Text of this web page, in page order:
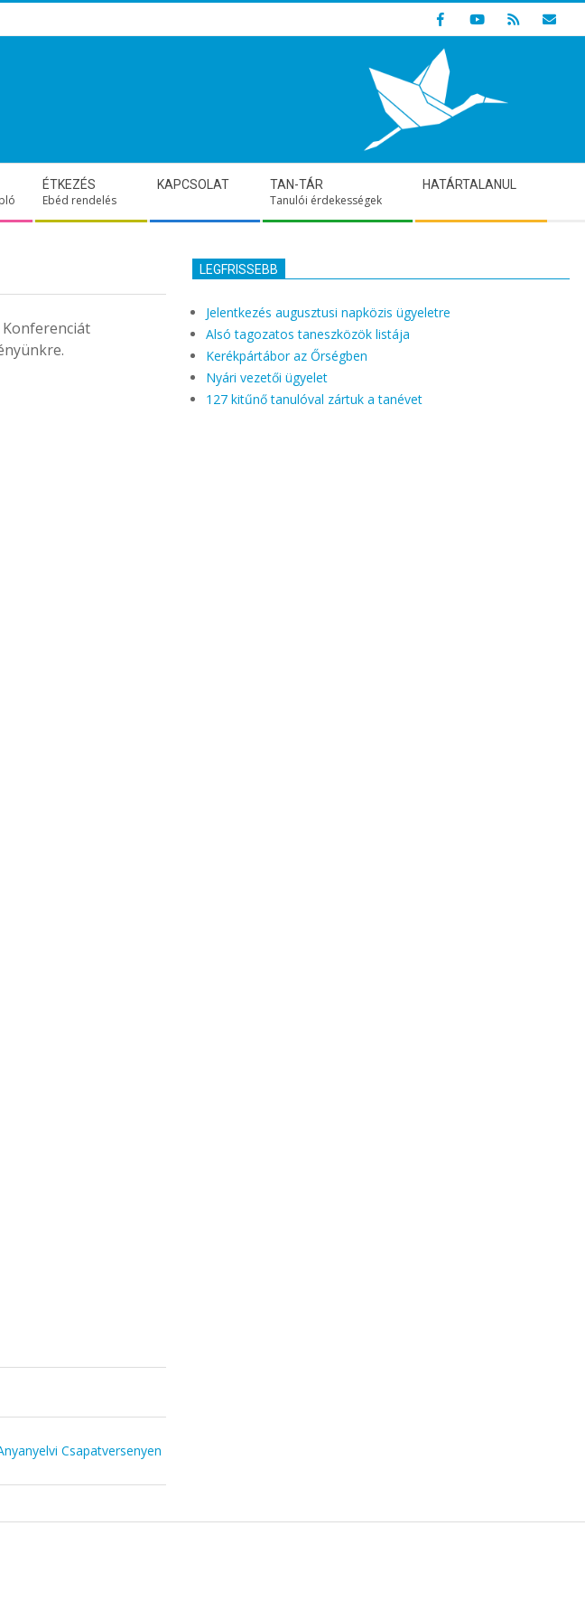
Indulunk! Hamarosan újraindul oldalunk!
ÉTKEZÉS
Ebéd rendelés
KAPCSOLAT TAN-TÁR
Tanulói érdekességek
HATÁRTALANUL
Csapatversenyen
LEGFRISSEBB
Jelentkezés augusztusi napközis ügyeletre
Alsó tagozatos taneszközök listája
Kerékpártábor az Őrségben
Nyári vezetői ügyelet
127 kitűnő tanulóval zártuk a tanévet